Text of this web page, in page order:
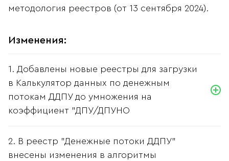
методология реестров (от 13 сентября 2024).
Изменения:
1. Добавлены новые реестры для загрузки
в Калькулятор данных по денежным
потокам ДДПУ до умножения на
коэффициент "ДПУ/ДПУНО
2. В реестр "Денежные потоки ДДПУ"
внесены изменения в алгоритмы